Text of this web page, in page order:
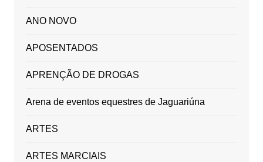
ANO NOVO
APOSENTADOS
APRENÇÃO DE DROGAS
Arena de eventos equestres de Jaguariúna
ARTES
ARTES MARCIAIS